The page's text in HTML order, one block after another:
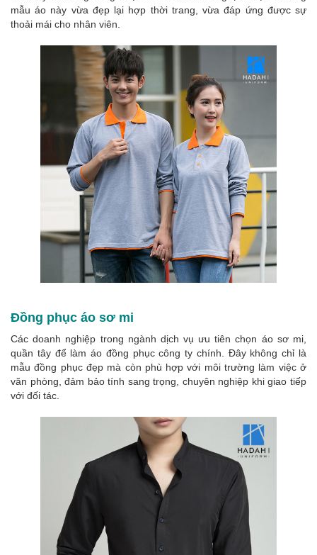
mẫu áo này vừa đẹp lại hợp thời trang, vừa đáp ứng được sự
thoải mái cho nhân viên.
Đồng phục áo sơ mi
Các doanh nghiệp trong ngành dịch vụ ưu tiên chọn áo sơ mi,
quần tây để làm áo đồng phục công ty chính. Đây không chỉ là
mẫu đồng phục đẹp mà còn phù hợp với môi trường làm việc ở
văn phòng, đảm bảo tính sang trọng, chuyên nghiệp khi giao tiếp
với đối tác.